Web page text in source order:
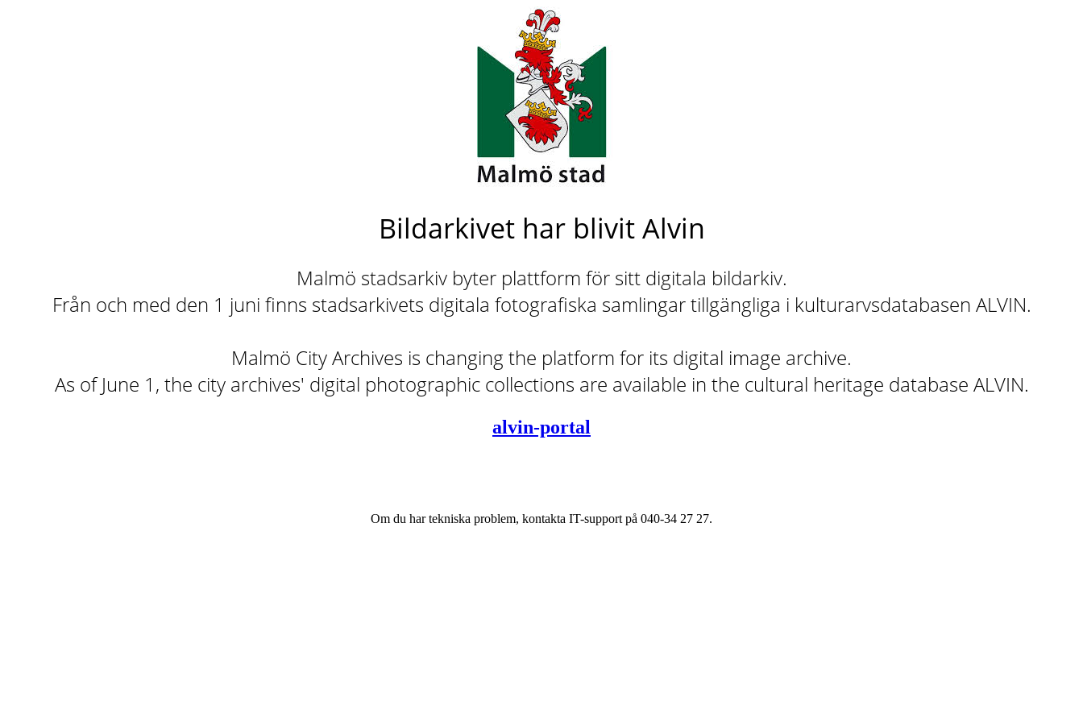
Bildarkivet har blivit Alvin
Malmö stadsarkiv byter plattform för sitt digitala bildarkiv.
Från och med den 1 juni finns stadsarkivets digitala fotografiska samlingar tillgängliga i kulturarvsdatabasen ALVIN.
Malmö City Archives is changing the platform for its digital image archive.
As of June 1, the city archives' digital photographic collections are available in the cultural heritage database ALVIN.
alvin-portal
Om du har tekniska problem, kontakta IT-support på 040-34 27 27.